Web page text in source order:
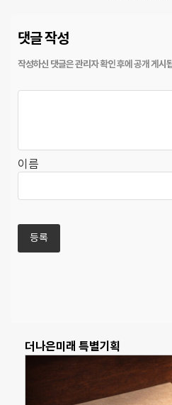
댓글 작성
이름
더나은미래 특별기획